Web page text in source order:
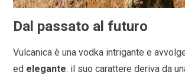
Dal passato al futuro
Vulcanica è una vodka intrigante e
ed elegante: il suo carattere deriva da